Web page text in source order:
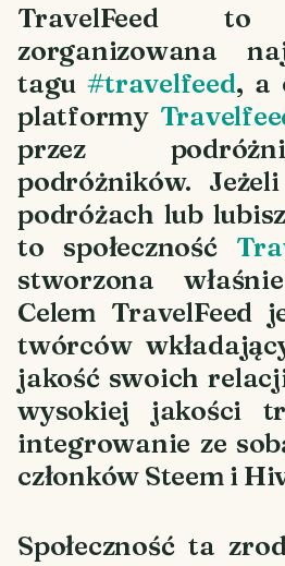
TravelFeed to
zorganizowana
tagu#travelfeed, a
platformy
przez
podróżników.
podróżach lub
to społeczność
stworzona
Celem TravelFeed
twórców
jakość swoich
wysokiej jakości
integrowanie ze
członków Steem i
Społeczność ta